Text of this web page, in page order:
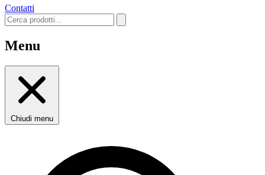
Contatti
Menu
Chiudi menu